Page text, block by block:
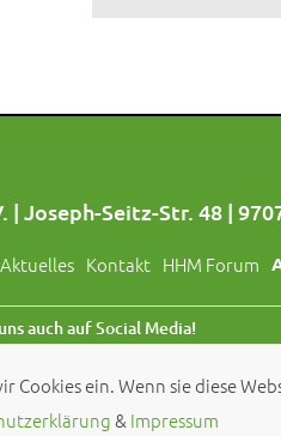
| Joseph-Seitz-Str. 48 |
Aktuelles Kontakt HHM Forum
auch auf Social Media!
Hundehilfe Mariechen e.V.
ein. Wenn sie diese
& Impressum